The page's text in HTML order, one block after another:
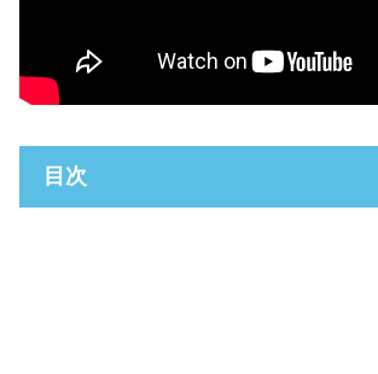
目次